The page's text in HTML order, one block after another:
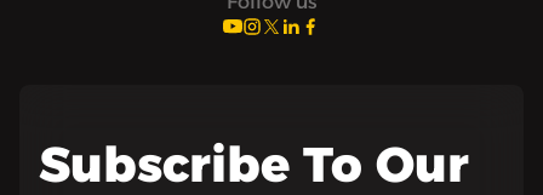
Subscribe To Our